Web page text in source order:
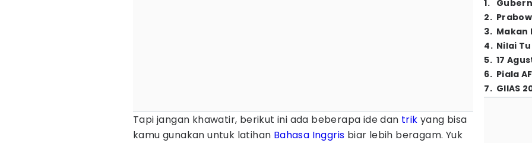
Tapi jangan khawatir, berikut ini ada beberapa ide dan trik yang bisa
kamu gunakan untuk latihan Bahasa Inggris biar lebih beragam. Yuk
1.
2.
3. Makan
4. Nilai
5. 17
6. Piala
7. GIIAS